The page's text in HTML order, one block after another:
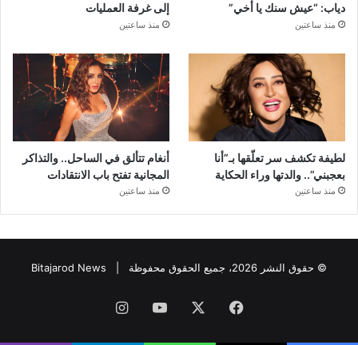
دياب: “عيش سنك يا أخي”
منذ ساعتين
إلى غرفة العمليات
منذ ساعتين
لطيفة تكشف سر تعلّقها بـ”أنا
بعجبني”.. والدتها وراء الحكاية
منذ ساعتين
أنغام تتألق في الساحل.. والتذاكر
المجانية تفتح باب الانتقادات
منذ ساعتين
© حقوق النشر 2026، جميع الحقوق محفوظة | Bitajarod News
فيسبوك ‫YouTubeانستقرام